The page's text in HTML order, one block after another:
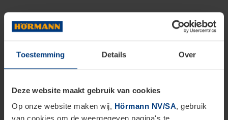
Toestemming Details Over
Deze website maakt gebruik van cookies
Op onze website maken wij, Hörmann NV/SA, gebruik